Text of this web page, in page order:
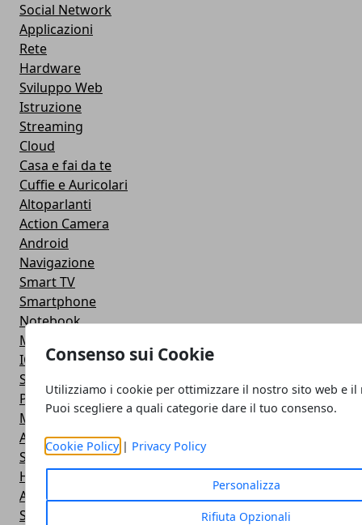
Consenso sui Cookie
Utilizziamo i cookie per ottimizzare il nostro sito web e il
Puoi scegliere a quali categorie dare il tuo consenso.
Cookie Policy| Privacy Policy
Personalizza
Rifiuta Opzionali
Social Network
Applicazioni
Rete
Hardware
Sviluppo Web
Istruzione
Streaming
Cloud
Casa e fai da te
Cuffie e Auricolari
Altoparlanti
Action Camera
Android
Navigazione
Smart TV
Smartphone
Notebook
Monitor
IOS
Smartwatch
Power Bank
Mouse e Tastiera
Apple
Stampante
Hardware
Android
Software